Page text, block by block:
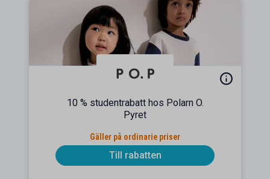
10 % studentrabatt hos Polarn O.
Pyret
Gäller på ordinarie priser
Till rabatten